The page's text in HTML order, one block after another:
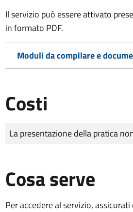
Il servizio può essere attivato
in formato PDF.
Moduli da compilare e
Costi
Tipo di pagamento
Importo
La presentazione della pratica
Cosa serve
Per accedere al servizio, assicurati